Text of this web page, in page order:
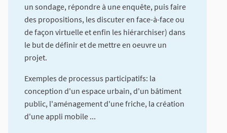
un sondage, répondre à une enquête, puis faire
des propositions, les discuter en face-à-face ou
de façon virtuelle et enfin les hiérarchiser) dans
le but de définir et de mettre en oeuvre un
projet.
Exemples de processus participatifs: la
conception d'un espace urbain, d'un bâtiment
public, l'aménagement d'une friche, la création
d'une appli mobile ...